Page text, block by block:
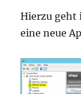
Hierzu geht
eine neue